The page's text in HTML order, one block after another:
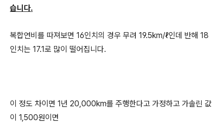
습니다.
복합연비를 따져보면 16인치의 경우 무려 19.5km/ℓ인데 반해 18
인치는 17.1로 많이 떨어집니다.
이 정도 차이면 1년 20,000km를 주행한다고 가정하고 가솔린 값
이 1,500원이면